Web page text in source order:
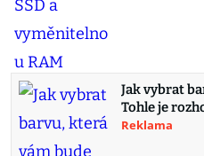
Jak vybrat
Tohle je
Reklama